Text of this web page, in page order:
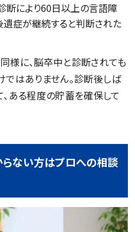
断により60日以上の言語障
遺症が継続すると判断された
様に、脳卒中と診断されても
はありません。診断後しば
ある程度の貯蓄を確保して
ない方はプロへの相談